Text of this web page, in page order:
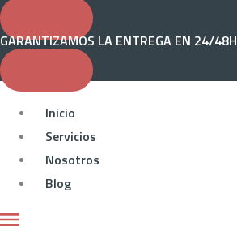
GARANTIZAMOS LA ENTREGA EN 24/48H
Inicio
Servicios
Nosotros
Blog